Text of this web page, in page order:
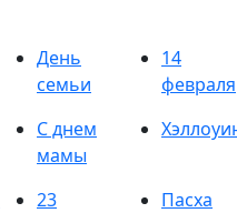
День
семьи
14
февраля
С днем
мамы
23
Пасха